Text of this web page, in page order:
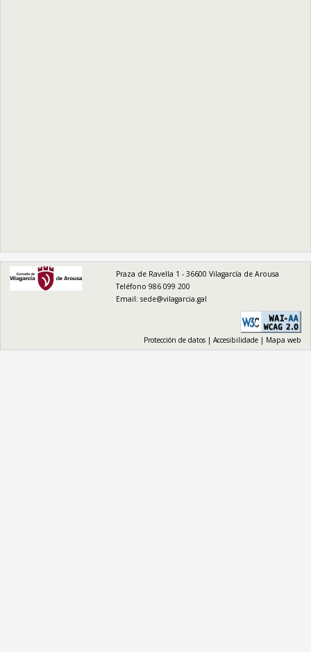
logo
Praza de Ravella 1 - 36600 Vilagarcía de Arousa
Teléfono 986 099 200
Email: sede@vilagarcia.gal
Protección de datos |Accesibilidade | Mapa web